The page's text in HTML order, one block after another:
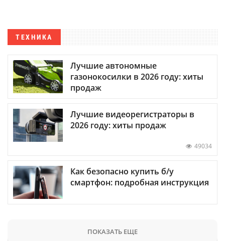
ТЕХНИКА
Лучшие автономные
газонокосилки в 2026 году: хиты
продаж
Лучшие видеорегистраторы в
2026 году: хиты продаж
49034
Как безопасно купить б/у
смартфон: подробная инструкция
ПОКАЗАТЬ ЕЩЕ